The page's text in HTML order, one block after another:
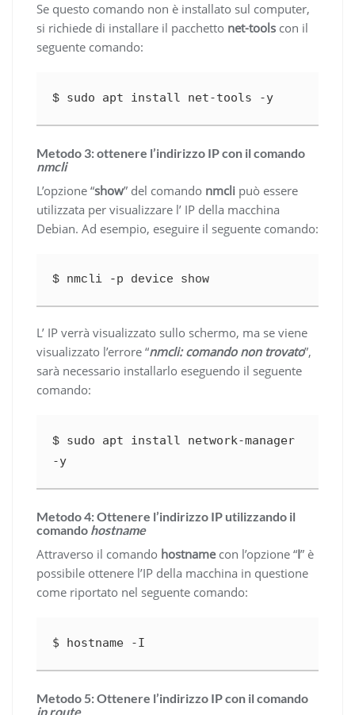
Se questo comando non è installato sul computer,
si richiede di installare il pacchetto net-tools con il
seguente comando:
$ sudo apt install net-tools -y
Metodo 3: ottenere l’indirizzo IP con il comando
nmcli
L’opzione “show” del comando nmcli può essere
utilizzata per visualizzare l’ IP della macchina
Debian. Ad esempio, eseguire il seguente comando:
$ nmcli -p device show
L’ IP verrà visualizzato sullo schermo, ma se viene
visualizzato l’errore “nmcli: comando non trovato”,
sarà necessario installarlo eseguendo il seguente
comando:
$ sudo apt install
network-manager
-y
Metodo 4: Ottenere l’indirizzo IP utilizzando il
comando hostname
Attraverso il comando hostname con l’opzione “I” è
possibile ottenere l’IP della macchina in questione
come riportato nel seguente comando:
$ hostname -I
Metodo 5: Ottenere l’indirizzo IP con il comando
ip route